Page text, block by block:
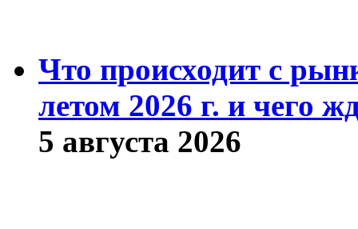
Что происходит с
летом 2026 г. и чего
5 августа 2026